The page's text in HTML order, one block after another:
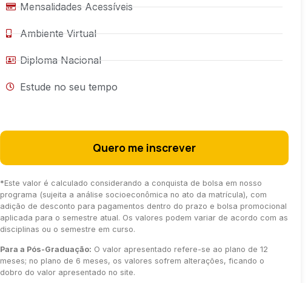
Mensalidades Acessíveis
Ambiente Virtual
Diploma Nacional
Estude no seu tempo
Quero me inscrever
*Este valor é calculado considerando a conquista de bolsa em nosso
programa (sujeita a análise socioeconômica no ato da matrícula), com
adição de desconto para pagamentos dentro do prazo e bolsa promocional
aplicada para o semestre atual. Os valores podem variar de acordo com as
disciplinas ou o semestre em curso.
Para a Pós-Graduação: O valor apresentado refere-se ao plano de 12
meses; no plano de 6 meses, os valores sofrem alterações, ficando o
dobro do valor apresentado no site.